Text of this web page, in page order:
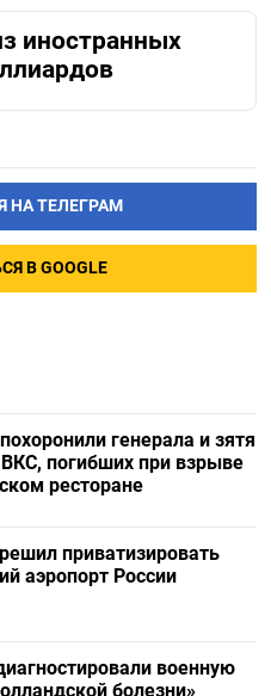
иностранных
НА ТЕЛЕГРАМ
В GOOGLE
генерала и зятя
погибших при взрыве
ресторане
приватизировать
аэропорт России
военную
болезни»